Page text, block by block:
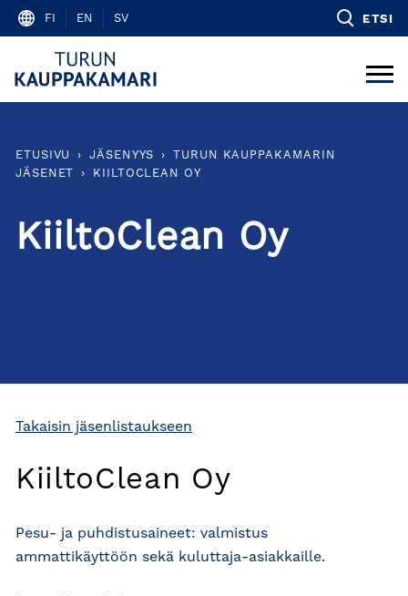
Skip
content
FI EN SV ETSI
ETUSIVU › JÄSENYYS ›
TURUN KAUPPAKAMARIN
JÄSENET
› KIILTOCLEAN OY
KiiltoClean Oy
Takaisin jäsenlistaukseen
KiiltoClean Oy
Pesu- ja puhdistusaineet: valmistus
ammattikäyttöön sekä kuluttaja-asiakkaille.